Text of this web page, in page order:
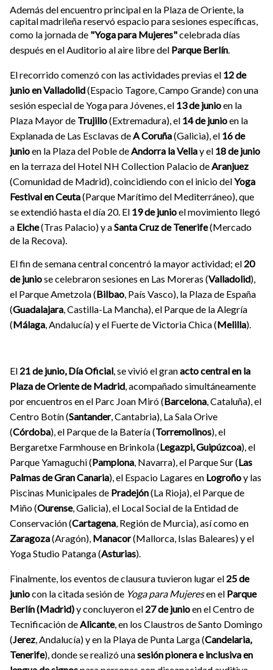
Además del encuentro principal en la Plaza de Oriente, la
capital madrileña reservó espacio para sesiones específicas,
como la jornada de "Yoga para Mujeres"celebrada días
después en el Auditorio al aire libre del Parque Berlín.
El recorrido comenzó con las actividades previas el 12 de
junio en Valladolid(Espacio Tagore, Campo Grande) con una
sesión especial de Yoga para Jóvenes, el 13 de junioen la
Plaza Mayor de Trujillo(Extremadura), el 14 de junioen la
Explanada de Las Esclavas deA Coruña(Galicia), el 16 de
junioen la Plaza del Poble deAndorra la Vellay el 18 de junio
en la terraza del Hotel NH Collection Palacio deAranjuez
(Comunidad de Madrid), coincidiendo con el inicio delYoga
Festival en Ceuta(Parque Marítimo del Mediterráneo), que
se extendió hasta el día 20. El 19 de junioel movimiento llegó
a Elche(Tras Palacio) y aSanta Cruz de Tenerife(Mercado
de la Recova).
El fin de semana central concentró la mayor actividad; el 20
de juniose celebraron sesiones en Las Moreras (Valladolid),
el Parque Ametzola (Bilbao, País Vasco), la Plaza de España
(Guadalajara, Castilla-La Mancha), el Parque de la Alegría
(Málaga, Andalucía) y el Fuerte de Victoria Chica (Melilla).
El 21 de junio, Día Oficial, se vivió el granacto central en la
Plaza de Oriente de Madrid, acompañado simultáneamente
por encuentros en el Parc Joan Miró (Barcelona, Cataluña), el
Centro Botín (Santander, Cantabria), La Sala Orive
(Córdoba), el Parque de la Batería (Torremolinos), el
Bergaretxe Farmhouse en Brinkola (Legazpi, Guipúzcoa), el
Parque Yamaguchi (Pamplona, Navarra), el Parque Sur (Las
Palmas de Gran Canaria), el Espacio Lagares en Logroñoy las
Piscinas Municipales de Pradejón(La Rioja), el Parque de
Miño (Ourense, Galicia), el Local Social de la Entidad de
Conservación (Cartagena, Región de Murcia), así como en
Zaragoza(Aragón), Manacor(Mallorca, Islas Baleares) y el
Yoga Studio Patanga (Asturias).
Finalmente, los eventos de clausura tuvieron lugar el 25 de
juniocon la citada sesión de Yoga para Mujeresen el Parque
Berlín (Madrid)y concluyeron el 27 de junioen el Centro de
Tecnificación deAlicante, en los Claustros de Santo Domingo
(Jerez, Andalucía) y en la Playa de Punta Larga (Candelaria,
Tenerife), donde se realizó unasesión pionera e inclusiva en